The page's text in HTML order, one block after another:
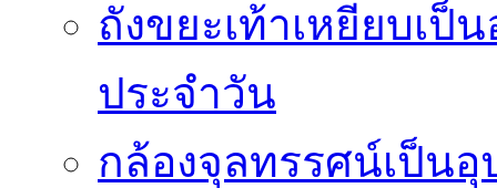
ถังขยะเท้าเหยียบเ
ประจำวัน
กล้องจุลทรรศน์เป็น